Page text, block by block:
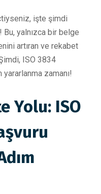
işte şimdi
Bu, yalnızca bir belge
artıran ve rekabet
ISO 3834
zamanı!
Yolu: ISO